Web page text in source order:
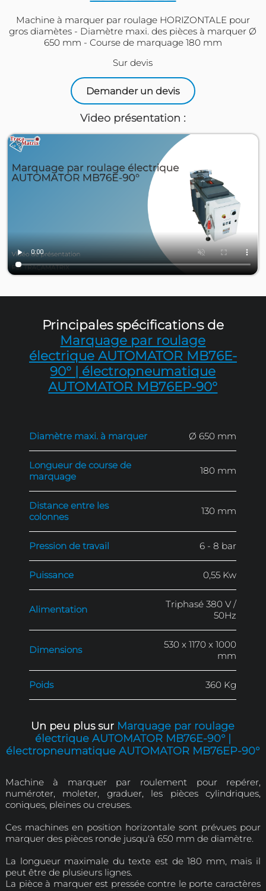
Marquage par roulage
AUTOMATOR MB76E-
électropneumatique
MB76EP-90°
Machine à marquer par roulage
gros diamètes - Diamètre maxi. des pièces à
650 mm - Course de marquage 180
Sur devis
Demander un devis
Video présentation :
Principales spécifications
Marquage par roulage
électrique AUTOMATOR
90° |
AUTOMATOR MB76EP-
Diamètre maxi. à marquer
Longueur de course de
Distance entre les
colonnes
Pression de travail 6
Puissance
Alimentation Triphasé